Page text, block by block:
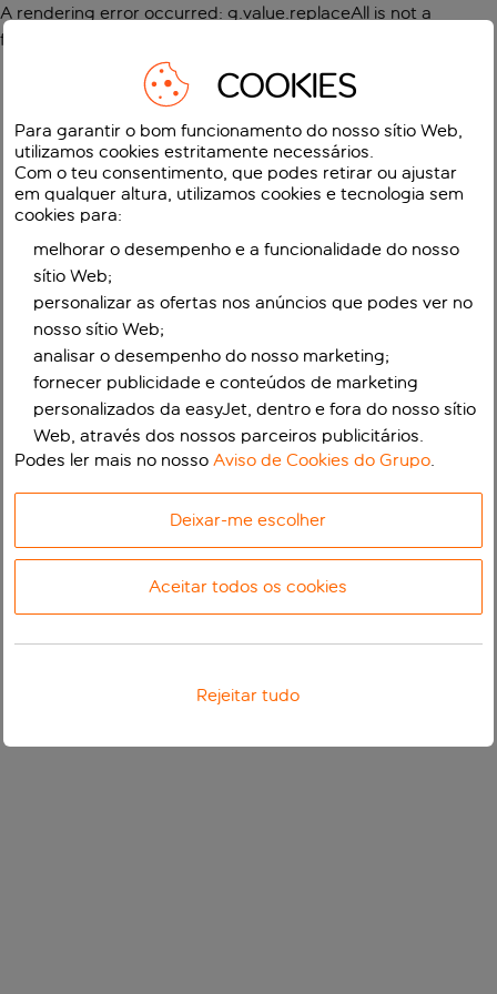
A rendering error occurred: g.value.replaceAll is not a
function
COOKIES
Para garantir o bom funcionamento do nosso sítio Web,
utilizamos cookies estritamente necessários.
Com o teu consentimento, que podes retirar ou ajustar
em qualquer altura, utilizamos cookies e tecnologia sem
cookies para:
melhorar o desempenho e a funcionalidade do nosso
sítio Web;
personalizar as ofertas nos anúncios que podes ver no
nosso sítio Web;
analisar o desempenho do nosso marketing;
fornecer publicidade e conteúdos de marketing
personalizados da easyJet, dentro e fora do nosso sítio
Web, através dos nossos parceiros publicitários.
Podes ler mais no nossoAviso de Cookies do Grupo.
Deixar-me escolher
Aceitar todos os cookies
Rejeitar tudo